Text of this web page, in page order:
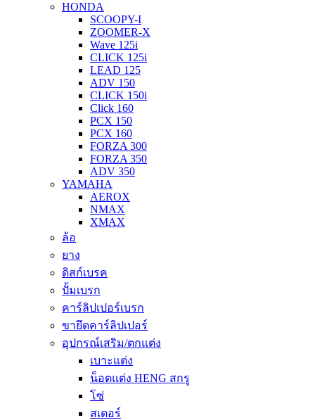
HONDA
SCOOPY-I
ZOOMER-X
Wave 125i
CLICK 125i
LEAD 125
ADV 150
CLICK 150i
Click 160
PCX 150
PCX 160
FORZA 300
FORZA 350
ADV 350
YAMAHA
AEROX
NMAX
XMAX
ล้อ
ยาง
ดิสก์เบรค
ปั้มเบรก
คาร์ลิปเปอร์เบรก
ขายึดคาร์ลิปเปอร์
อุปกรณ์เสริม/ตกแต่ง
เบาะแต่ง
น็อตแต่ง HENG สกรู
โซ่
สเตอร์